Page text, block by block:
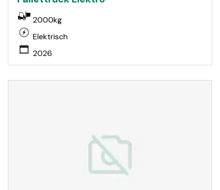
2000kg
Elektrisch
2026